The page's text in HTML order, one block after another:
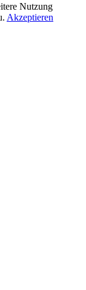
Nutzung
Akzeptieren